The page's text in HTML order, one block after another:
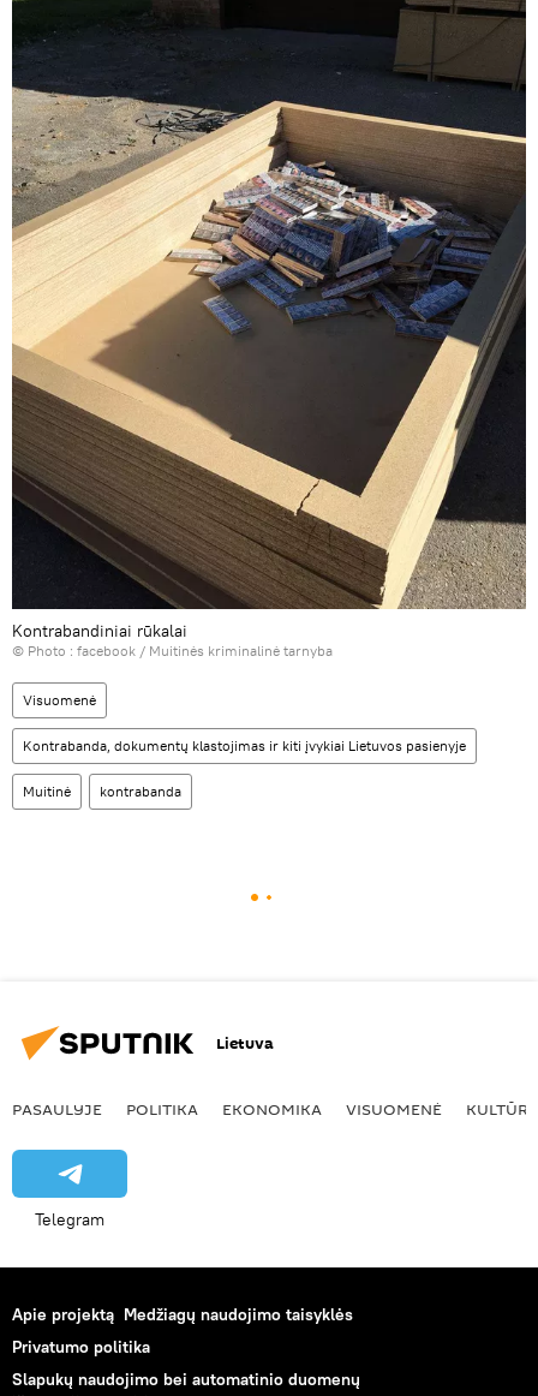
Kontrabandiniai rūkalai
© Photo : facebook / Muitinės kriminalinė tarnyba
Visuomenė
Kontrabanda, dokumentų klastojimas ir kiti įvykiai Lietuvos pasienyje
Muitinė kontrabanda
Lietuva
PASAULYJE POLITIKA EKONOMIKA VISUOMENĖ KULTŪRA
Telegram
Apie projektą Medžiagų naudojimo taisyklės
Privatumo politika
Slapukų naudojimo bei automatinio duomenų